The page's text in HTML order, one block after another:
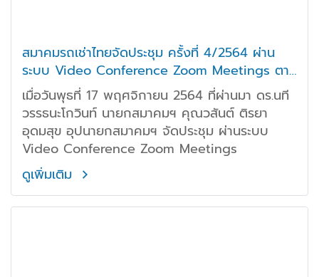
สมาคมรถเช่าไทยจัดประชุม ครั้งที่ 4/2564 ผ่าน
ระบบ Video Conference Zoom Meetings ตาม
มาตรการป้องกันไวรัส Covid-19
เมื่อวันพุธที่ 17 พฤศจิกายน 2564 ที่ผ่านมา ดร.นที
วรรธนะโกวินท์ นายกสมาคมฯ คุณวสันต์ ติรยา
อุดมสุข อุปนายกสมาคมฯ จัดประชุม ผ่านระบบ
Video Conference Zoom Meetings
ดูเพิ่มเติม